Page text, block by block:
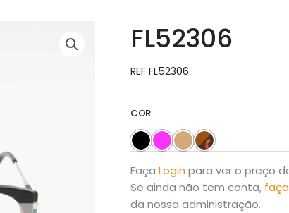
FL52306
REF FL52306
COR
Faça Login para ver o preço
Se ainda não tem conta,
da nossa administração.